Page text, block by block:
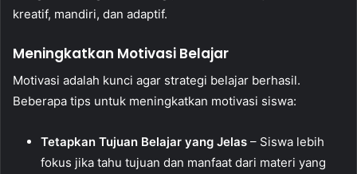
kreatif, mandiri, dan adaptif.
Meningkatkan Motivasi Belajar
Motivasi adalah kunci agar strategi belajar berhasil.
Beberapa tips untuk meningkatkan motivasi siswa:
Tetapkan Tujuan Belajar yang Jelas – Siswa lebih
fokus jika tahu tujuan dan manfaat dari materi yang